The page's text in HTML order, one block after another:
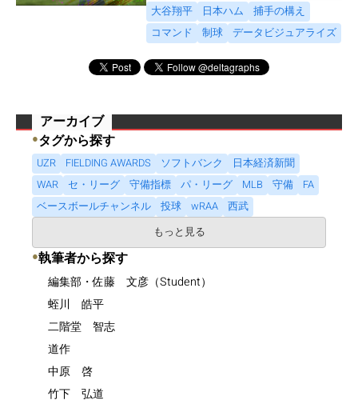
大谷翔平
日本ハム
捕手の構え
コマンド
制球 データビジュアライズ
アーカイブ
●タグから探す
UZR FIELDING AWARDS ソフトバンク
日本経済新聞
WAR
セ・リーグ 守備指標 パ・リーグ MLB 守備
FA
ベースボールチャンネル
投球 wRAA
西武
もっと見る
●執筆者から探す
編集部・佐藤 文彦（Student）
蛭川 皓平
二階堂 智志
道作
中原 啓
竹下 弘道